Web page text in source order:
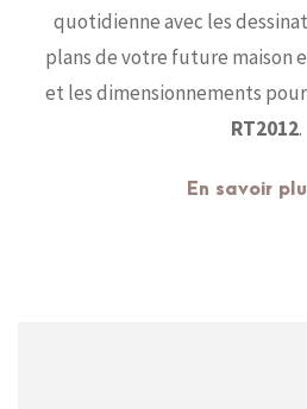
quotidienne avec les
plans de votre future maison
et les dimensionnements
RT2012.
En savoir